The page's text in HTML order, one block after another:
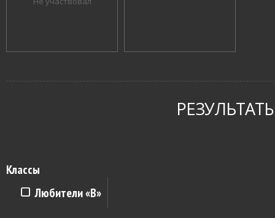
Классы
Любители «B»